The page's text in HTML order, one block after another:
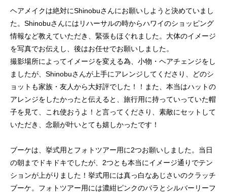
ヘアメイクは絶対にShinobuさんにお願いしようと決めていまし
た。Shinobuさんにはリハーサルの時からハワイのショッピング
情報など教えていただき、緊張もほぐれました。大体のイメージ
を写真でお伝えし、後はお任せでお願いしました。
撮影場所によってイメージを変える為、小物・ヘアチェンジをし
ましたが、Shinobuさんが上手にアレンジしてくださり、どのシ
ョットも家族・友人から大好評でした！！また、本当はハットの
アレンジをしたかったと伝えると、旅行用に持っていっていた帽
子を見て、これ使おうよ！と言ってくださり、素敵にセットして
いただき、念願が叶いとても嬉しかったです！
ブーケは、挙式用とフォトツアー用に2つお願いしました。当日
の朝までドキドキでしたが、2つとも本当にイメージ通りでテン
ションが上がりました！挙式用には真っ白なあじさいのクラッチ
ブーケ。フォトツアー用には濃紺ピンクのバラとシルバーリーフ